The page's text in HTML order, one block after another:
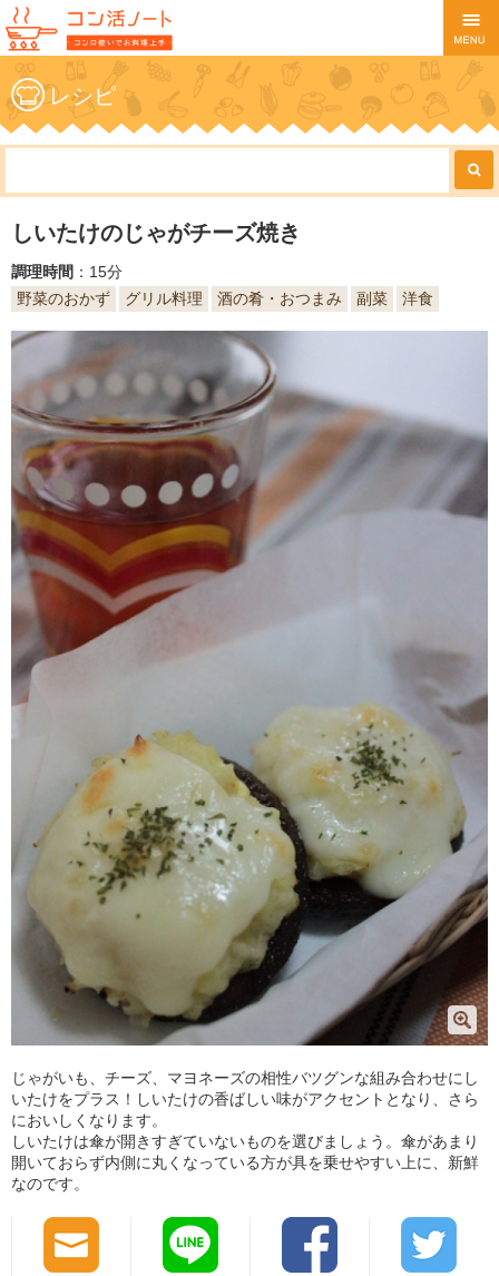
レシピ
しいたけのじゃがチーズ焼き
調理時間 ：15分
野菜のおかず
グリル料理 酒の肴・おつまみ 副菜 洋食
じゃがいも、チーズ、マヨネーズの相性バツグンな組み合わせにし
いたけをプラス！しいたけの香ばしい味がアクセントとなり、さら
においしくなります。
しいたけは傘が開きすぎていないものを選びましょう。傘があまり
開いておらず内側に丸くなっている方が具を乗せやすい上に、新鮮
なのです。